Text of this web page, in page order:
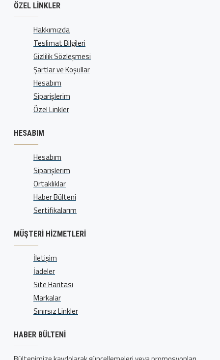
ÖZEL LINKLER
Hakkımızda
Teslimat Bilgileri
Gizlilik Sözleşmesi
Şartlar ve Koşullar
Hesabım
Siparişlerim
Özel Linkler
HESABIM
Hesabım
Siparişlerim
Ortaklıklar
Haber Bülteni
Sertifikalarım
MÜŞTERI HIZMETLERI
İletişim
İadeler
Site Haritası
Markalar
Sınırsız Linkler
HABER BÜLTENI